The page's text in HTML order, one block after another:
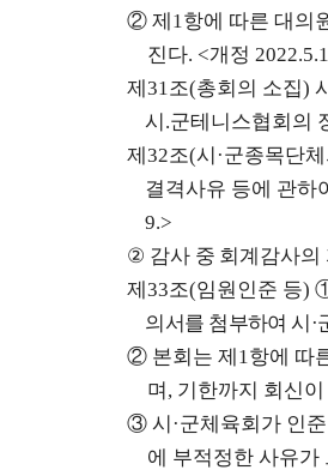
② 제 1항에 따른 대의
진다. <개정
제31조(총회의 소집)
시 .군테니스협회의
제32조(시 ·군종목단
결격사유 등에 관하
9.>
② 감사 중 회계감사의
제33조(임원인준 등)
의서를 첨부하여 시 ·
② 본회는 제 1항에 따
며 , 기한까지 회신
③ 시 ·군체육회가 인
에 부적정한 사유가